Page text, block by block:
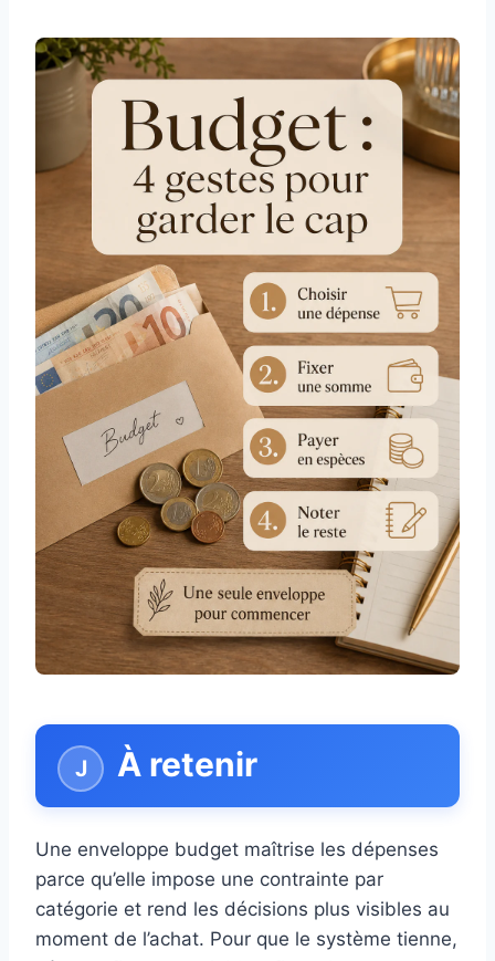
À retenir
Une enveloppe budget maîtrise les dépenses
parce qu’elle impose une contrainte par
catégorie et rend les décisions plus visibles au
moment de l’achat. Pour que le système tienne,